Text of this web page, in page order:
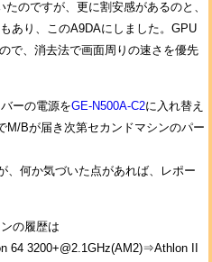
のですが、更に割安感があるのと、
あり、このA9DAにしました。GPU
で、消去法で画面周りの速さを優先
ーの電源をGE-N500A-C2に入れ替え
M/Bが届き次第セカンドマシンのパー
、何か気づいた点があれば、レポー
の履歴は
64 3200+@2.1GHz(AM2)⇒Athlon II